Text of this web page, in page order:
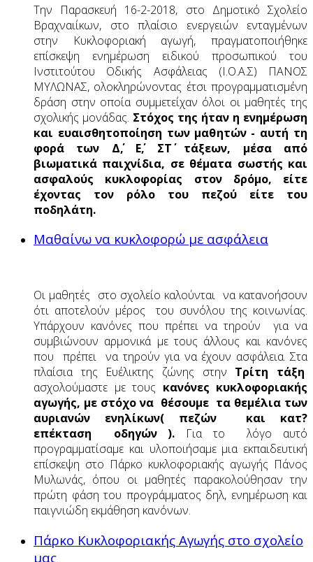
Την Παρασκευή 16-2-2018, στο Δημοτικό Σχολείο
Βραχναιίκων, στο πλαίσιο ενεργειών ενταγμένων
στην Κυκλοφοριακή αγωγή, πραγματοποιήθηκε
επίσκεψη ενημέρωση ειδικού προσωπικού του
Ινστιτούτου Οδικής Ασφάλειας (Ι.Ο.Α.Σ) ΠΑΝΟΣ
ΜΥΛΩΝΑΣ, ολοκληρώνοντας έτσι προγραμματισμένη
δράση στην οποία συμμετείχαν όλοι οι μαθητές της
σχολικής μονάδας. Στόχος της ήταν η ενημέρωση
και ευαισθητοποίηση των μαθητών - αυτή τη
φορά των Δ΄, Ε΄, ΣΤ΄ τάξεων, μέσα από
βιωματικά παιχνίδια, σε θέματα σωστής και
ασφαλούς κυκλοφορίας στον δρόμο, είτε
έχοντας τον ρόλο του πεζού είτε του
ποδηλάτη.
Μαθαίνω να κυκλοφορώ με ασφάλεια
Οι μαθητές στο σχολείο καλούνται να κατανοήσουν
ότι αποτελούν μέρος του συνόλου της κοινωνίας.
Υπάρχουν κανόνες που πρέπει να τηρούν για να
συμβιώνουν αρμονικά με τους άλλους και κανόνες
που πρέπει να τηρούν για να έχουν ασφάλεια. Στα
πλαίσια της Ευέλικτης ζώνης στην Τρίτη τάξη
ασχολούμαστε με τους κανόνες κυκλοφοριακής
αγωγής, με στόχο να θέσουμε τα θεμέλια των
αυριανών ενηλίκων( πεζών και κατ?
επέκταση οδηγών ). Για το λόγο αυτό
προγραμματίσαμε και υλοποιήσαμε μια εκπαιδευτική
επίσκεψη στο Πάρκο κυκλοφοριακής αγωγής Πάνος
Μυλωνάς, όπου οι μαθητές παρακολούθησαν την
πρώτη φάση του προγράμματος δηλ, ενημέρωση και
παιγνιώδη εκμάθηση κανόνων.
Πάρκο Κυκλοφοριακής Αγωγής στο σχολείο
μας